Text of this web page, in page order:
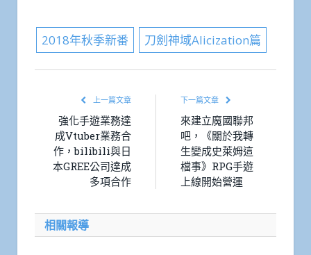
2018年秋季新番 刀劍神域Alicization篇
上一篇文章
強化手遊業務達
成Vtuber業務合
作，bilibili與日
本GREE公司達成
多項合作
下一篇文章
來建立魔國聯邦
吧，《關於我轉
生變成史萊姆這
檔事》RPG手遊
上線開始營運
相關報導